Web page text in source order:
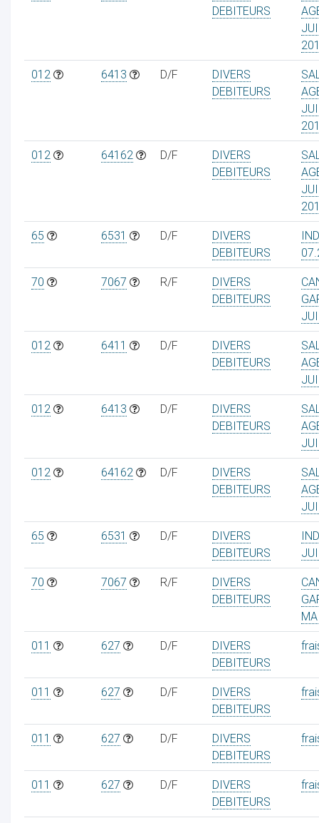
DEBITEURS
012 6413 D/F
DIVERS
DEBITEURS
012 64162 D/F
DIVERS
DEBITEURS
65 6531 D/F
DIVERS
DEBITEURS
70 7067 R/F
DIVERS
DEBITEURS
012 6411 D/F
DIVERS
DEBITEURS
012 6413 D/F
DIVERS
DEBITEURS
012 64162 D/F
DIVERS
DEBITEURS
65 6531 D/F
DIVERS
DEBITEURS
70 7067 R/F
DIVERS
DEBITEURS
011 627 D/F
DIVERS
DEBITEURS
011 627 D/F
DIVERS
DEBITEURS
011 627 D/F
DIVERS
DEBITEURS
011 627 D/F
DIVERS
DEBITEURS